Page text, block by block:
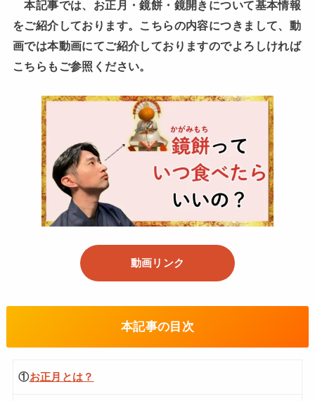
本記事では、お正月・鏡餅・鏡開きについて基本情報
をご紹介しております。こちらの内容につきまして、動
画では本動画にてご紹介しておりますのでよろしければ
こちらもご参照ください。
動画リンク
本記事の目次
①お正月とは？